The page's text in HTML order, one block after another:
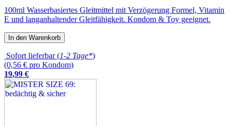
100ml Wasserbasiertes Gleitmittel mit Verzögerung Formel, Vitamin
E und langanhaltender Gleitfähigkeit. Kondom & Toy geeignet.
In den Warenkorb
Sofort lieferbar (1-2 Tage*)
(0,56 € pro Kondom)
19,99 €